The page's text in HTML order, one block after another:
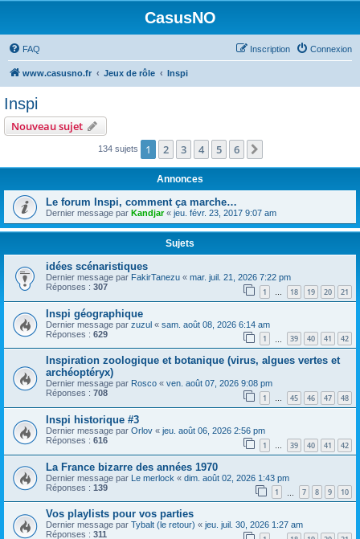
CasusNO
FAQ Connexion
Inscription
www.casusno.fr Jeux de rôle Inspi
Inspi
Nouveau sujet
134 sujets 1 2 3 4 5 6
Annonces
Le forum Inspi, comment ça marche…
Dernier message par Kandjar« jeu. févr. 23, 2017 9:07 am
Sujets
idées scénaristiques
Dernier message par FakirTanezu « mar. juil. 21, 2026 7:22 pm
Réponses : 307 1 … 18 19 20 21
Inspi géographique
Dernier message par zuzul « sam. août 08, 2026 6:14 am
Réponses : 629 1 39 40 41 42
Inspiration zoologique et botanique (virus, algues vertes et
archéoptéryx)
Dernier message par Rosco « ven. août 07, 2026 9:08 pm
Réponses : 708 1 … 45 46 47 48
Inspi historique #3
Dernier message par Orlov « jeu. août 06, 2026 2:56 pm
Réponses : 616 1 … 39 40 41 42
La France bizarre des années 1970
Dernier message par Le merlock « dim. août 02, 2026 1:43 pm
Réponses : 139 1 7 8 9 10
Vos playlists pour vos parties
Dernier message par Tybalt (le retour) « jeu. juil. 30, 2026 1:27 am
Réponses : 311